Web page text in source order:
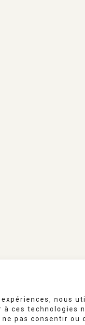
nous
à ces
pas consentir